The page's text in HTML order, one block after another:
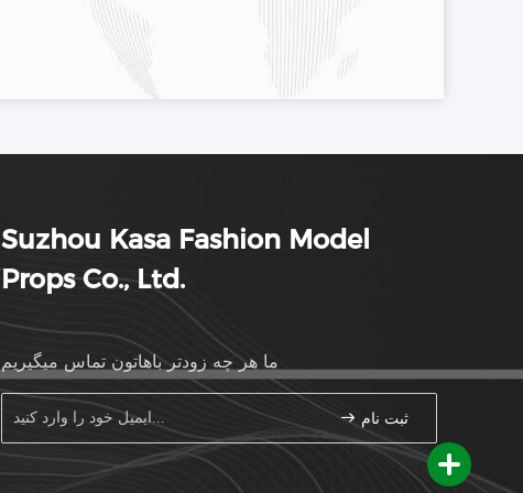
Suzhou Kasa Fashion Model
Props Co., Ltd.
ما هر چه زودتر باهاتون تماس ميگيريم
ثبت نام